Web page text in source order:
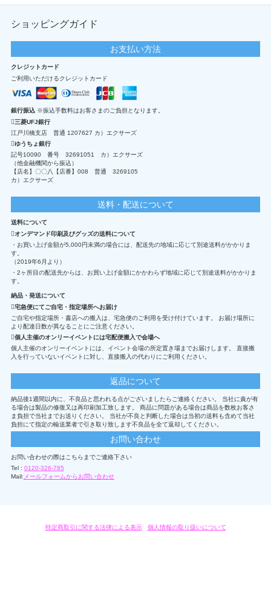
ショッピングガイド
お支払い方法
クレジットカード
ご利用いただけるクレジットカード
銀行振込 ※振込手数料はお客さまのご負担となります。
三菱UFJ銀行
江戸川橋支店 普通 1207627 カ）エクサーズ
ゆうちょ銀行
記号10090 番号 32691051 カ）エクサーズ
（他金融機関から振込）
【店名】〇〇八【店番】008 普通 3269105
カ）エクサーズ
送料・配送について
送料について
オンデマンド印刷及びグッズの送料について
・お買い上げ金額が5,000円未満の場合には、配送先の地域に応じて別途送料がかかりま
す。
（2019年6月より）
・2ヶ所目の配送先からは、お買い上げ金額にかかわらず地域に応じて別途送料がかかりま
す。
納品・発送について
宅急便にてご自宅・指定場所へお届け
ご自宅や指定場所・書店への搬入は、宅急便のご利用を受け付けています。 お届け場所に
より配達日数が異なることにご注意ください。
個人主催のオンリーイベントには宅配便搬入で会場へ
個人主催のオンリーイベントには、イベント会場の所定置き場までお届けします。 直接搬
入を行っていないイベントに対し、直接搬入の代わりにご利用ください。
返品について
納品後1週間以内に、不良品と思われる点がございましたらご連絡ください。 当社に責が有
る場合は製品の修復又は再印刷加工致します。 商品に問題がある場合は商品を数枚お客さ
ま負担で当社までお送りください。 当社が不良と判断した場合は当初の送料も含めて当社
負担にて指定の輸送業者で引き取り致します不良品を全て返却してください。
お問い合わせ
お問い合わせの際はこちらまでご連絡下さい
Tel : 0120-326-785
Mail: メールフォームからお問い合わせ
特定商取引に関する法律による表示/ 個人情報の取り扱いについて